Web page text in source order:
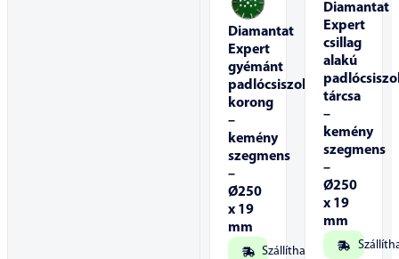
Diamantat
Expert
gyémánt
padlócsiszoló
korong
–
kemény
szegmens
–
Ø250
x 19
mm
Szállítható
Diamantat
Expert
csillag
alakú
tárcsa
–
kemény
szegmens
–
Ø250
x 19
mm